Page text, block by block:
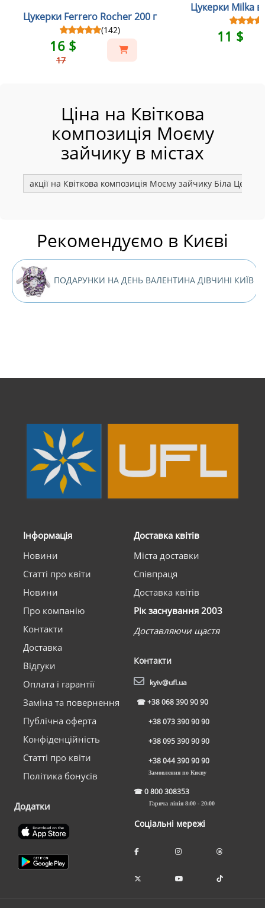
Цукерки Ferrero Rocher 200 г
(142)
16 $
17
Цукерки Milka
11 $
Ціна на Квіткова
композиція Моєму
зайчику в містах
акції на Квіткова композиція Моєму зайчику Біла Церква
Рекомендуємо в Києві
ПОДАРУНКИ НА ДЕНЬ ВАЛЕНТИНА ДІВЧИНІ КИЇВ
Інформація
Новини
Статті про квіти
Новини
Про компанію
Контакти
Доставка
Відгуки
Оплата і гарантії
Заміна та повернення
Публічна оферта
Конфіденційність
Статті про квіти
Політика бонусів
Додатки
Доставка квітів
Міста доставки
Співпраця
Доставка квітів
Рік заснування 2003
Доставляючи щастя
Контакти
kyiv@ufl.ua
☎+38 068 390 90 90
+38 073 390 90 90
+38 095 390 90 90
+38 044 390 90 90
Замовлення по Києву
☎0 800 308353
Гаряча лінія 8:00 - 20:00
Соціальні мережі